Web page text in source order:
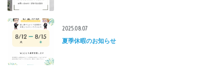
2025.08.07
夏季休暇のお知らせ